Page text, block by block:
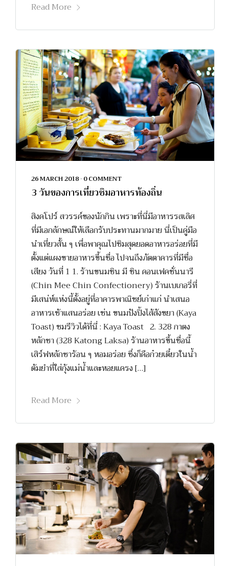
Read More
26 MARCH 2018 • 0 COMMENT
3 วันของการเที่ยวชิมอาหารท้องถิ่น
สิงคโปร์ สวรรค์ของนักกิน เพราะที่นี่มีอาหารรสเลิศ
ที่มีเอกลักษณ์ให้เลือกรับประทานมากมาย นี่เป็นคู่มือ
นำเที่ยวสั้น ๆ เพื่อพาคุณไปชิมสุดยอดอาหารอร่อยที่มี
ตั้งแต่แผงขายอาหารขึ้นชื่อ ไปจนถึงภัตตาคารที่มีชื่อ
เสียง วันที่ 1 1. ร้านขนมชิน มี ชิน คอนเฟคชั่นนารี
(Chin Mee Chin Confectionery) ร้านเบเกอรี่ที่
มีเสน่ห์แห่งนี้ตั้งอยู่ที่อาคารพาณิชย์เก่าแก่ นำเสนอ
อาหารเช้าแสนอร่อย เช่น ขนมปังปิ้งไส้สังขยา (Kaya
Toast) ชมรีวิวได้ที่นี่ : Kaya Toast 2. 328 กาตง
หลักซา (328 Katong Laksa) ร้านอาหารขึ้นชื่อนี้
เสิร์ฟหลักซาร้อน ๆ หอมอร่อย ซึ่งก็คือก๋วยเตี๋ยวในน้ำ
ต้มยำที่ใส่กุ้งแม่น้ำและหอยแครง […]
Read More